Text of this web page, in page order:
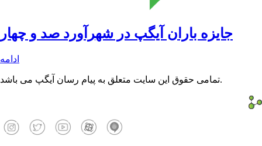
جایزه باران آیگپ در شهرآورد صد و چهار
ادامه
تمامی حقوق این سایت متعلق به پیام رسان آیگپ می باشد.